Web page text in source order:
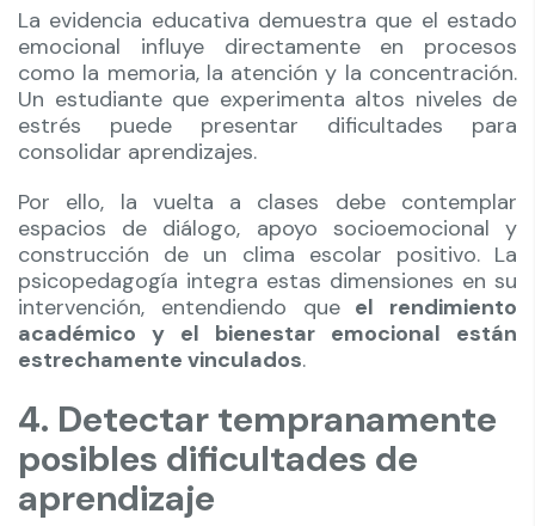
La evidencia educativa demuestra que el estado
emocional influye directamente en procesos
como la memoria, la atención y la concentración.
Un estudiante que experimenta altos niveles de
estrés puede presentar dificultades para
consolidar aprendizajes.
Por ello, la vuelta a clases debe contemplar
espacios de diálogo, apoyo socioemocional y
construcción de un clima escolar positivo. La
psicopedagogía integra estas dimensiones en su
intervención, entendiendo queel rendimiento
académico y el bienestar emocional están
estrechamente vinculados.
4. Detectar tempranamente
posibles dificultades de
aprendizaje